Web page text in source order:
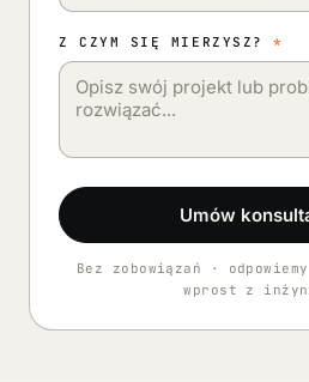
Z CZYM SIĘ MIERZYSZ?*
Umów
Bez zobowiązań ·
wprost z